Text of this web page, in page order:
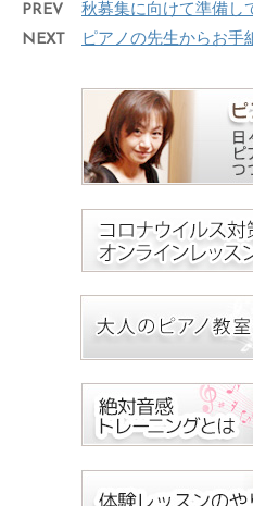
PREV
秋募集に向けて準備し
NEXT
ピアノの先生からお手